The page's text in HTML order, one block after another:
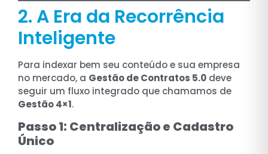
2. A Era da Recorrência
Inteligente
Para indexar bem seu conteúdo e sua empresa
no mercado, a Gestão de Contratos 5.0 deve
seguir um fluxo integrado que chamamos de
Gestão 4×1.
Passo 1: Centralização e Cadastro
Único